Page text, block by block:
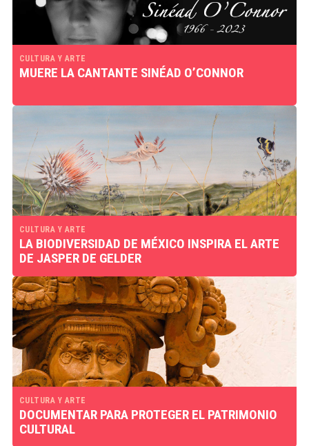
CULTURA Y ARTE
MUERE LA CANTANTE SINÉAD O’CONNOR
CULTURA Y ARTE
LA BIODIVERSIDAD DE MÉXICO INSPIRA EL ARTE
DE JASPER DE GELDER
CULTURA Y ARTE
DOCUMENTAR PARA PROTEGER EL PATRIMONIO
CULTURAL